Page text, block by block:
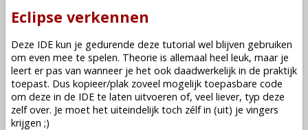
Eclipse verkennen
Deze IDE kun je gedurende deze tutorial wel blijven gebruiken
om even mee te spelen. Theorie is allemaal heel leuk, maar je
leert er pas van wanneer je het ook daadwerkelijk in de praktijk
toepast. Dus kopieer/plak zoveel mogelijk toepasbare code
om deze in de IDE te laten uitvoeren of, veel liever, typ deze
zelf over. Je moet het uiteindelijk toch zélf in (uit) je vingers
krijgen ;)